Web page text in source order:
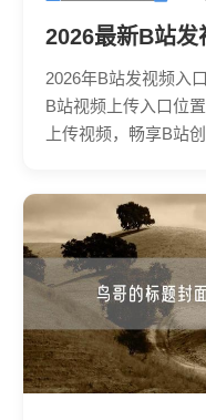
2026最新B站发
2026年B站发视频入
B站视频上传入口位
上传视频，畅享B站